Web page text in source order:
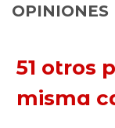
OPINIONES
51 otros
misma